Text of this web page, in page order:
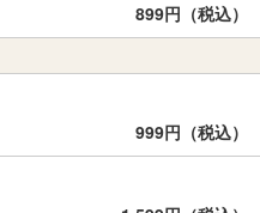
899円（税込）
999円（税込）